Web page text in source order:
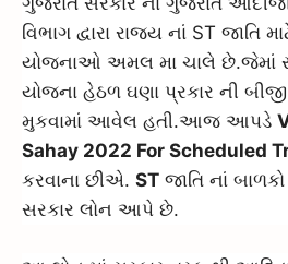
વિભાગ દ્વારા રાજ્ય નાં ST જાતિ
યોજનાઓ અમલ મા ચાલે છે.જેમાં
યોજના હેઠળ ઘણા પ્રકાર ની
મુકવામાં આવેલ હતી.આજ આપડે
Sahay 2022 For Scheduled
કરવાના છીએ. ST જાતિ નાં
સરકાર લોન આપે છે.